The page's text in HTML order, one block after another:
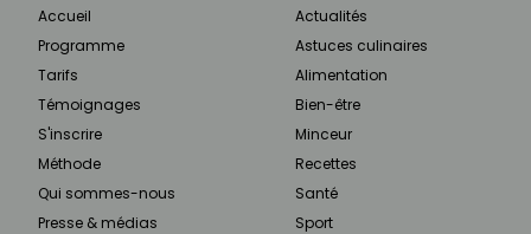
Accueil
Programme
Tarifs
Témoignages
S'inscrire
Méthode
Qui sommes-nous
Presse & médias
Actualités
Astuces culinaires
Alimentation
Bien-être
Minceur
Recettes
Santé
Sport